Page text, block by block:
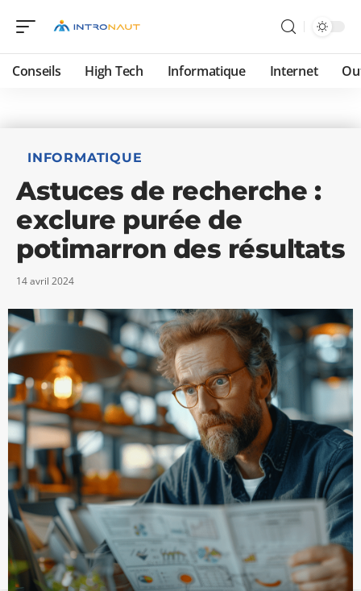
Conseils High Tech Informatique Internet
INFORMATIQUE
Astuces de recherche :
exclure purée de
potimarron des résultats
14 avril 2024